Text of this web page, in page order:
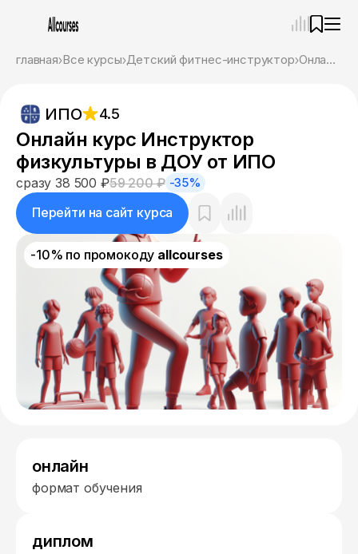
главная Все курсы Детский фитнес-инструктор Онлайн курс Инструктор физкультуры в ДОУ от ИПО
ИПО 4.5
Онлайн курс Инструктор
физкультуры в ДОУ от ИПО
сразу 38 500 ₽59 200 ₽ -35%
Перейти на сайт курса
-10% по промокоду allcourses
онлайн
формат обучения
диплом
Привет! Я Ваш карьерный навигатор. Подберу
курсы, которые соответствует именно вашим
целям.
Пожалуйста, ответьте на несколько вопросов,
чтобы начать.
Приступим?